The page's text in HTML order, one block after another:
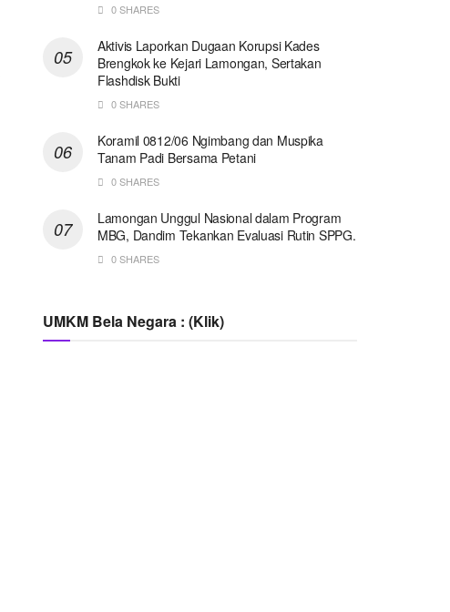
0 SHARES
Aktivis Laporkan Dugaan Korupsi Kades
Brengkok ke Kejari Lamongan, Sertakan
Flashdisk Bukti
0 SHARES
Koramil 0812/06 Ngimbang dan Muspika
Tanam Padi Bersama Petani
0 SHARES
Lamongan Unggul Nasional dalam Program
MBG, Dandim Tekankan Evaluasi Rutin SPPG.
0 SHARES
UMKM Bela Negara : (Klik)